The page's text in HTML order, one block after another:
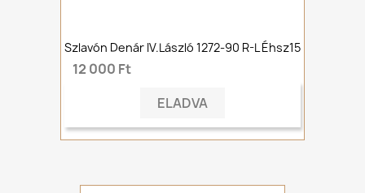
Szlavón Denár IV.László 1272-90 R-L Éhsz15
12 000 Ft
ELADVA